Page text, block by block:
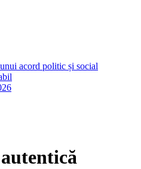
acord politic și social